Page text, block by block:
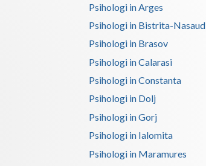
Timis
Tulcea
Valcea
Vaslui
Psihologi in Arges
Psihologi in Bistrita-Nasaud
Psihologi in Brasov
Psihologi in Calarasi
Psihologi in Constanta
Psihologi in Dolj
Psihologi in Gorj
Psihologi in Ialomita
Psihologi in Maramures